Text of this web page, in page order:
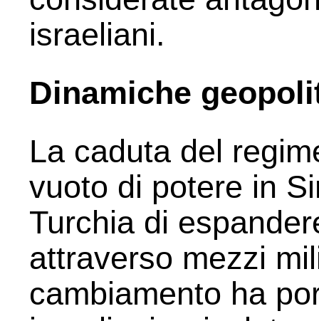
israeliani.
Dinamiche
La caduta del
vuoto di potere in
Turchia di
attraverso mezzi
cambiamento ha